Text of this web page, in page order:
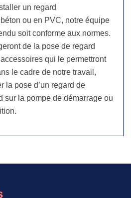
un regard
ou en PVC, notre équipe
soit conforme aux normes.
de la pose de regard
qui le permettront
le cadre de notre travail,
la pose d’un regard de
sur la pompe de démarrage ou